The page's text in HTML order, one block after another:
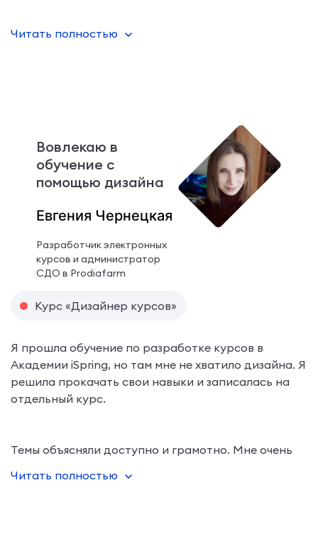
курсов. За 3 месяца я научился своими руками от и
Читать полностью
Вовлекаю в
обучение с
помощью дизайна
Евгения Чернецкая
Разработчик электронных
курсов и администратор
СДО в Prodiafarm
Курс «Дизайнер курсов»
Я прошла обучение по разработке курсов в
Академии iSpring, но там мне не хватило дизайна. Я
решила прокачать свои навыки и записалась на
отдельный курс.
Темы объясняли доступно и грамотно. Мне очень
материал. Особенно впечатлил урок про
Читать полностью